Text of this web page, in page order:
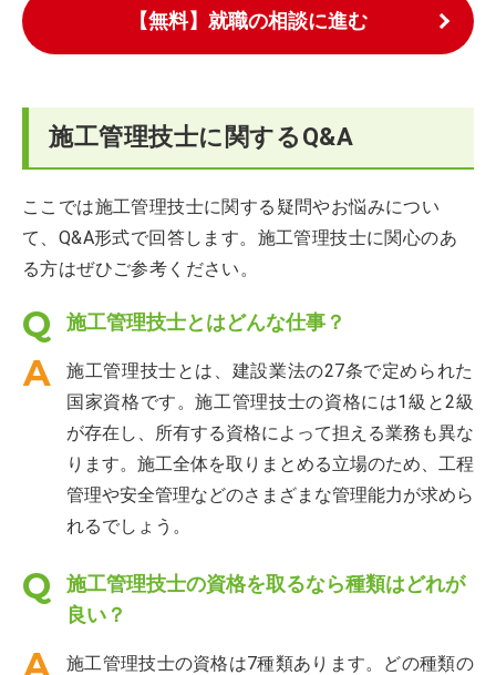
【無料】就職の相談に進む
施工管理技士に関するQ&A
ここでは施工管理技士に関する疑問やお悩みについ
て、Q&A形式で回答します。施工管理技士に関心のあ
る方はぜひご参考ください。
施工管理技士とはどんな仕事？
施工管理技士とは、建設業法の27条で定められた
国家資格です。施工管理技士の資格には1級と2級
が存在し、所有する資格によって担える業務も異な
ります。施工全体を取りまとめる立場のため、工程
管理や安全管理などのさまざまな管理能力が求めら
れるでしょう。
施工管理技士の資格を取るなら種類はどれが
良い？
施工管理技士の資格は7種類あります。どの種類の